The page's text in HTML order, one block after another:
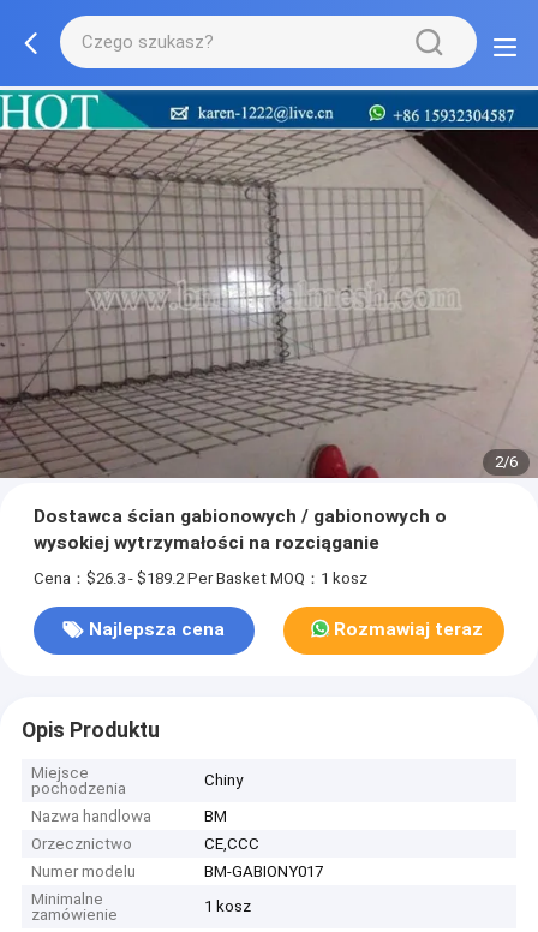
2/6
Dostawca ścian gabionowych / gabionowych o
wysokiej wytrzymałości na rozciąganie
Cena：$26.3 - $189.2 Per Basket MOQ：1 kosz
Najlepsza cena Rozmawiaj teraz
Opis Produktu
Miejsce
pochodzenia
Chiny
Nazwa handlowa
BM
Orzecznictwo
CE,CCC
Numer modelu
BM-GABIONY017
Minimalne
zamówienie
1 kosz